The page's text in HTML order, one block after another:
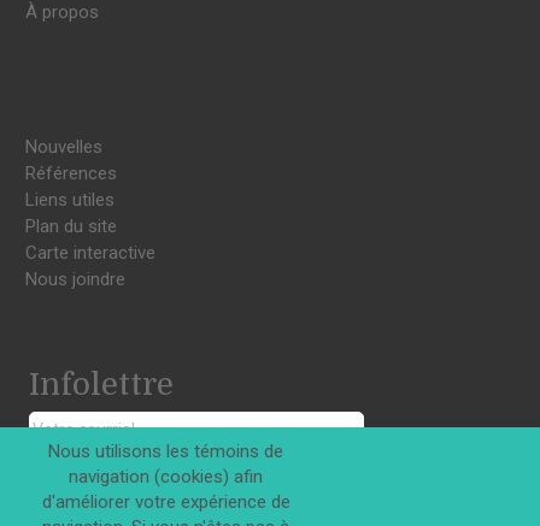
À propos
Nouvelles
Références
Liens utiles
Plan du site
Carte interactive
Nous joindre
Infolettre
S'INSCRIRE
Nous utilisons les témoins de
navigation (cookies) afin
d'améliorer votre expérience de